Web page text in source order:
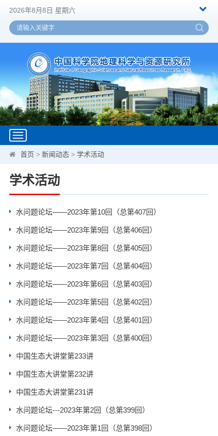
2026年8月8日 星期六
Toggle
navigation
首页 >新闻动态 >学术活动
学术活动
水问题论坛——2023年第10回（总第407回）
水问题论坛——2023年第9回（总第406回）
水问题论坛——2023年第8回（总第405回）
水问题论坛——2023年第7回（总第404回）
水问题论坛——2023年第6回（总第403回）
水问题论坛——2023年第5回（总第402回）
水问题论坛——2023年第4回（总第401回）
水问题论坛——2023年第3回（总第400回）
中国生态大讲堂第233讲
中国生态大讲堂第232讲
中国生态大讲堂第231讲
水问题论坛---2023年第2回（总第399回）
水问题论坛——2023年第1回（总第398回）